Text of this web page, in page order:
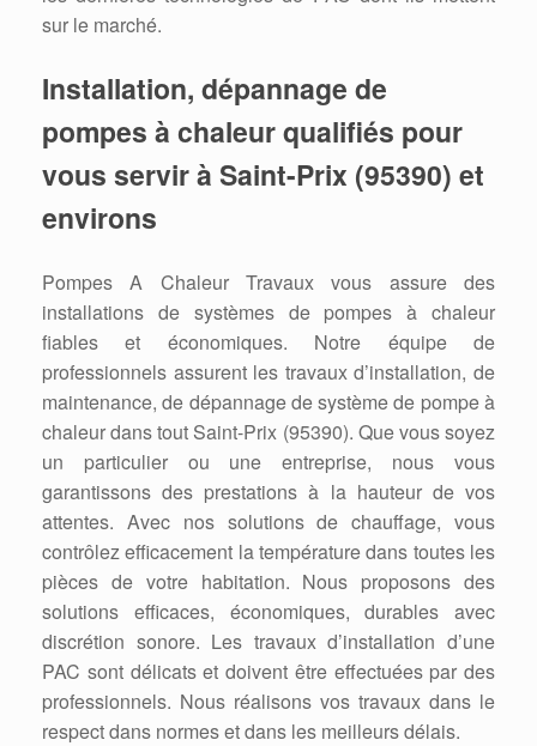
sur le marché.
Installation, dépannage de
pompes à chaleur qualifiés pour
vous servir à Saint-Prix (95390) et
environs
Pompes A Chaleur Travaux vous assure des
installations de systèmes de pompes à chaleur
fiables et économiques. Notre équipe de
professionnels assurent les travaux d’installation, de
maintenance, de dépannage de système de pompe à
chaleur dans tout Saint-Prix (95390). Que vous soyez
un particulier ou une entreprise, nous vous
garantissons des prestations à la hauteur de vos
attentes. Avec nos solutions de chauffage, vous
contrôlez efficacement la température dans toutes les
pièces de votre habitation. Nous proposons des
solutions efficaces, économiques, durables avec
discrétion sonore. Les travaux d’installation d’une
PAC sont délicats et doivent être effectuées par des
professionnels. Nous réalisons vos travaux dans le
respect dans normes et dans les meilleurs délais.